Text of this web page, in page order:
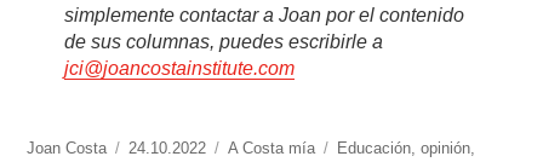
simplemente contactar a Joan por el contenido
de sus columnas, puedes escribirle a
jci@joancostainstitute.com
https://www.experimenta.es/author/joan-
Joan Costa
Publicado
24.10.2022 Categorías
A Costa mía Etiquetas
Educación ,opinión